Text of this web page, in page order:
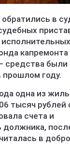
в
капремонта
средства были
прошлом году.
одна из
тысяч рублей
счета и
в